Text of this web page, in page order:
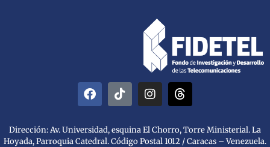
Dirección: Av. Universidad, esquina El Chorro, Torre Ministerial. La
Hoyada, Parroquia Catedral. Código Postal 1012 / Caracas – Venezuela.